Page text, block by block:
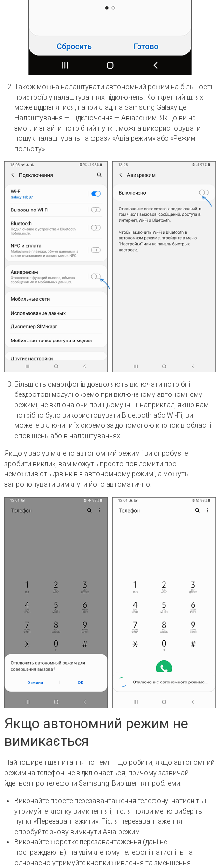
Також можна налаштувати автономний режим на більшості
пристроїв у налаштуваннях підключень. Конкретний шлях
може відрізнятися, наприклад, на Samsung Galaxy це
Налаштування — Підключення — Авіарежим. Якщо ви не
змогли знайти потрібний пункт, можна використовувати
пошук налаштувань та фрази «Авіа режим» або «Режим
польоту».
Більшість смартфонів дозволяють включати потрібні
бездротові модулі окремо при включеному автономному
режимі, не включаючи при цьому інші: наприклад, якщо вам
потрібно було використовувати Bluetooth або Wi-Fi, ви
можете включити їх окремо за допомогою кнопок в області
сповіщень або в налаштуваннях.
Якщо у вас увімкнено автономний режим і ви спробуєте
зробити виклик, вам можуть просто повідомити про
неможливість дзвінків в автономному режимі, а можуть
запропонувати вимкнути його автоматично:
Якщо автономний режим не
вимикається
Найпоширеніше питання по темі — що робити, якщо автономний
режим на телефоні не відключається, причому зазвичай
йдеться про телефони Samsung. Вирішення проблеми:
Виконайте просте перезавантаження телефону: натисніть і
утримуйте кнопку вимкнення і, після появи меню виберіть
пункт «Перезавантажити». Після перезавантаження
спробуйте знову вимкнути Авіа-режим.
Виконайте жорстке перезавантаження (дані не
постраждають): на увімкненому телефоні натисніть та
одночасно утримуйте кнопки живлення та зменшення